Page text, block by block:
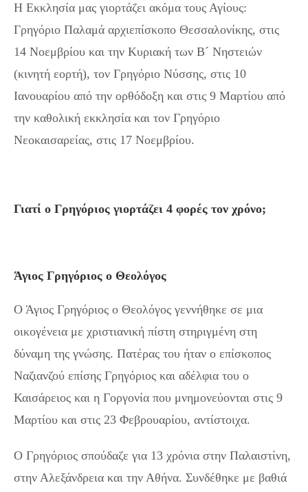
Η Εκκλησία μας γιορτάζει ακόμα τους Αγίους:
Γρηγόριο Παλαμά αρχιεπίσκοπο Θεσσαλονίκης, στις
14 Νοεμβρίου και την Κυριακή των Β´ Νηστειών
(κινητή εορτή), τον Γρηγόριο Νύσσης, στις 10
Ιανουαρίου από την ορθόδοξη και στις 9 Μαρτίου από
την καθολική εκκλησία και τον Γρηγόριο
Νεοκαισαρείας, στις 17 Νοεμβρίου.
Γιατί ο Γρηγόριος γιορτάζει 4 φορές τον χρόνο;
Άγιος Γρηγόριος ο Θεολόγος
Ο Άγιος Γρηγόριος ο Θεολόγος γεννήθηκε σε μια
οικογένεια με χριστιανική πίστη στηριγμένη στη
δύναμη της γνώσης. Πατέρας του ήταν ο επίσκοπος
Ναζιανζού επίσης Γρηγόριος και αδέλφια του ο
Καισάρειος και η Γοργονία που μνημονεύονται στις 9
Μαρτίου και στις 23 Φεβρουαρίου, αντίστοιχα.
Ο Γρηγόριος σπούδαζε για 13 χρόνια στην Παλαιστίνη,
στην Αλεξάνδρεια και την Αθήνα. Συνδέθηκε με βαθιά